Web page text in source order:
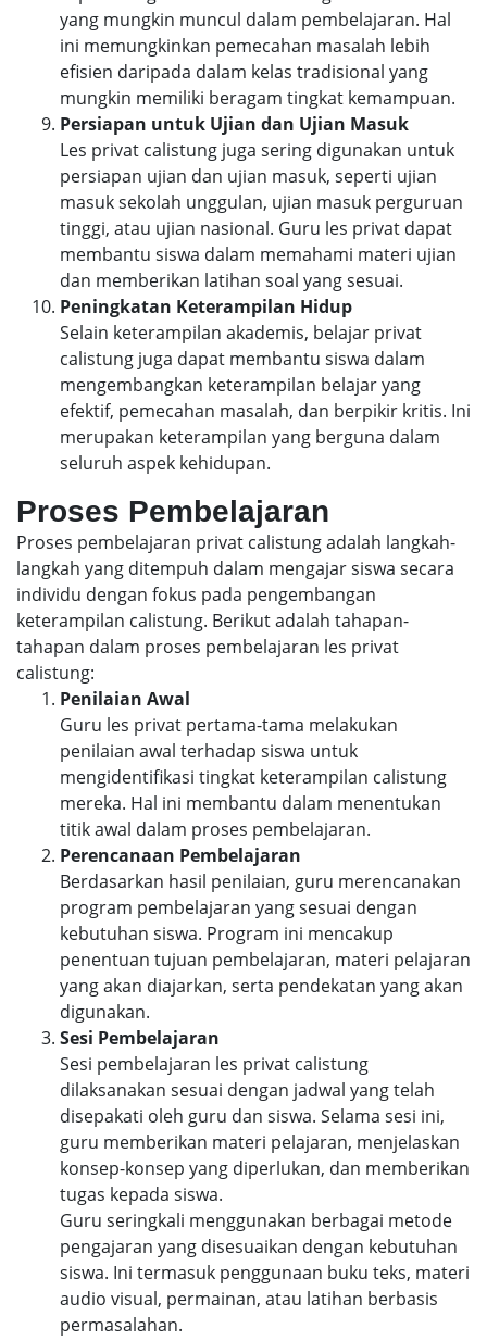
yang mungkin muncul dalam pembelajaran. Hal
ini memungkinkan pemecahan masalah lebih
efisien daripada dalam kelas tradisional yang
mungkin memiliki beragam tingkat kemampuan.
Persiapan untuk Ujian dan Ujian Masuk
Les privat calistung juga sering digunakan untuk
persiapan ujian dan ujian masuk, seperti ujian
masuk sekolah unggulan, ujian masuk perguruan
tinggi, atau ujian nasional. Guru les privat dapat
membantu siswa dalam memahami materi ujian
dan memberikan latihan soal yang sesuai.
Peningkatan Keterampilan Hidup
Selain keterampilan akademis, belajar privat
calistung juga dapat membantu siswa dalam
mengembangkan keterampilan belajar yang
efektif, pemecahan masalah, dan berpikir kritis. Ini
merupakan keterampilan yang berguna dalam
seluruh aspek kehidupan.
Proses Pembelajaran
Proses pembelajaran privat calistung adalah langkah-
langkah yang ditempuh dalam mengajar siswa secara
individu dengan fokus pada pengembangan
keterampilan calistung. Berikut adalah tahapan-
tahapan dalam proses pembelajaran les privat
calistung:
Penilaian Awal
Guru les privat pertama-tama melakukan
penilaian awal terhadap siswa untuk
mengidentifikasi tingkat keterampilan calistung
mereka. Hal ini membantu dalam menentukan
titik awal dalam proses pembelajaran.
Perencanaan Pembelajaran
Berdasarkan hasil penilaian, guru merencanakan
program pembelajaran yang sesuai dengan
kebutuhan siswa. Program ini mencakup
penentuan tujuan pembelajaran, materi pelajaran
yang akan diajarkan, serta pendekatan yang akan
digunakan.
Sesi Pembelajaran
Sesi pembelajaran les privat calistung
dilaksanakan sesuai dengan jadwal yang telah
disepakati oleh guru dan siswa. Selama sesi ini,
guru memberikan materi pelajaran, menjelaskan
konsep-konsep yang diperlukan, dan memberikan
tugas kepada siswa.
Guru seringkali menggunakan berbagai metode
pengajaran yang disesuaikan dengan kebutuhan
siswa. Ini termasuk penggunaan buku teks, materi
audio visual, permainan, atau latihan berbasis
permasalahan.